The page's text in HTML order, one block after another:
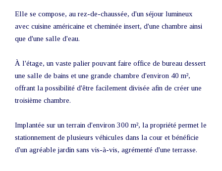
Elle se compose, au rez-de-chaussée, d'un séjour lumineux
avec cuisine américaine et cheminée insert, d'une chambre ainsi
que d'une salle d'eau.
À l'étage, un vaste palier pouvant faire office de bureau dessert
une salle de bains et une grande chambre d'environ 40 m²,
offrant la possibilité d'être facilement divisée afin de créer une
troisième chambre.
Implantée sur un terrain d'environ 300 m², la propriété permet le
stationnement de plusieurs véhicules dans la cour et bénéficie
d'un agréable jardin sans vis-à-vis, agrémenté d'une terrasse.